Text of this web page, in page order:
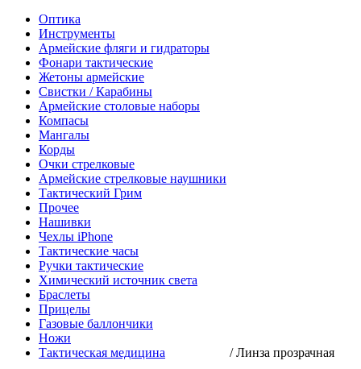
Оптика
Инструменты
Армейские фляги и гидраторы
Фонари тактические
Жетоны армейские
Свистки / Карабины
Армейские столовые наборы
Компасы
Мангалы
Корды
Очки стрелковые
Армейские стрелковые наушники
Тактический Грим
Прочее
Нашивки
Чехлы iPhone
Тактические часы
Ручки тактические
Химический источник света
Браслеты
Прицелы
Газовые баллончики
Ножи
Тактическая медицина
/Линза прозрачная